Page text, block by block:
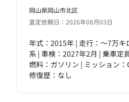
岡山県岡山市北区
査定依頼日：2026年08月03日
年式：2015年 | 走行：～7万キ
系 | 車検：2027年2月 | 乗車定
燃料：ガソリン | ミッション：
修復歴：なし